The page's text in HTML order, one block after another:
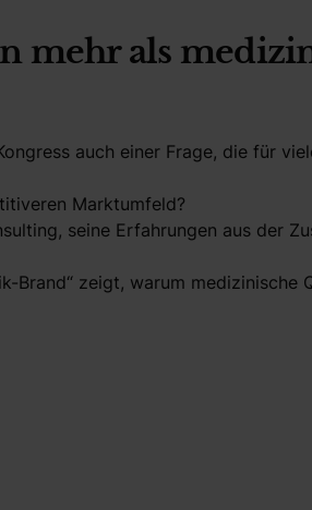
mehr als
auch einer Frage, die für
Marktumfeld?
seine Erfahrungen aus der
Brand“ zeigt, warum medizinische